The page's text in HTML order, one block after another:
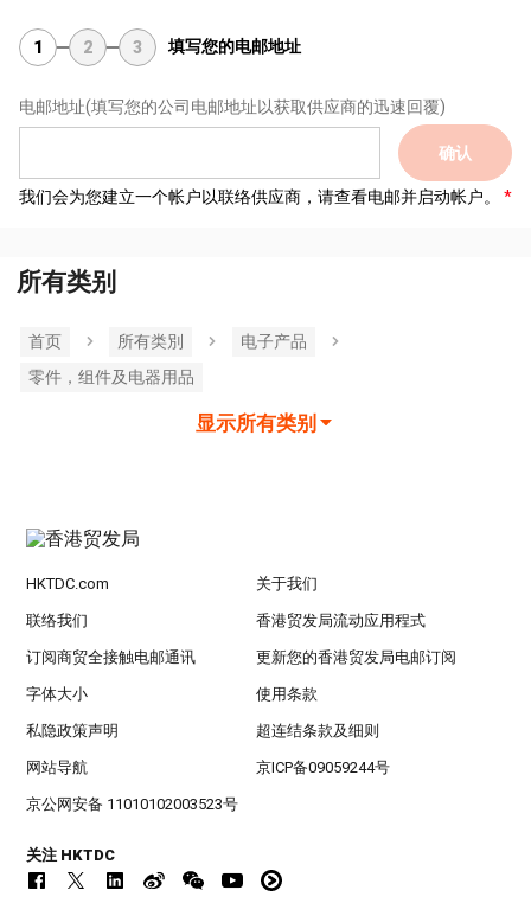
1 2 3 填写您的电邮地址
电邮地址(填写您的公司电邮地址以获取供应商的迅速回覆)
确认
我们会为您建立一个帐户以联络供应商，请查看电邮并启动帐户。
所有类别
首页 所有类別
电子产品
零件，组件及电器用品
显示所有类别
HKTDC.com 关于我们
联络我们 香港贸发局流动应用程式
订阅商贸全接触电邮通讯 更新您的香港贸发局电邮订阅
字体大小 使用条款
私隐政策声明 超连结条款及细则
网站导航 京ICP备09059244号
京公网安备 11010102003523号
关注 HKTDC